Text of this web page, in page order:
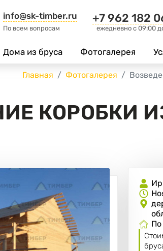
info@sk-timber.ru
По всем вопросам
+7 962 182
ежедневно c 09:00
Дома из бруса Фотогалерея
Главная Фотогалерея
КОРОБКИ
По